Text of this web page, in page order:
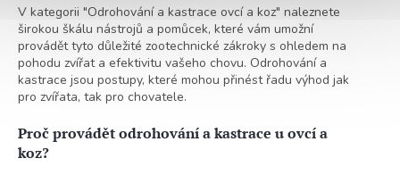
c
í
p
r
v
v
V kategorii "Odrohování a kastrace ovcí a koz" naleznete
širokou škálu nástrojů a pomůcek, které vám umožní
provádět tyto důležité zootechnické zákroky s ohledem na
pohodu zvířat a efektivitu vašeho chovu. Odrohování a
kastrace jsou postupy, které mohou přinést řadu výhod jak
pro zvířata, tak pro chovatele.
Proč provádět odrohování a kastrace u ovcí a
koz?